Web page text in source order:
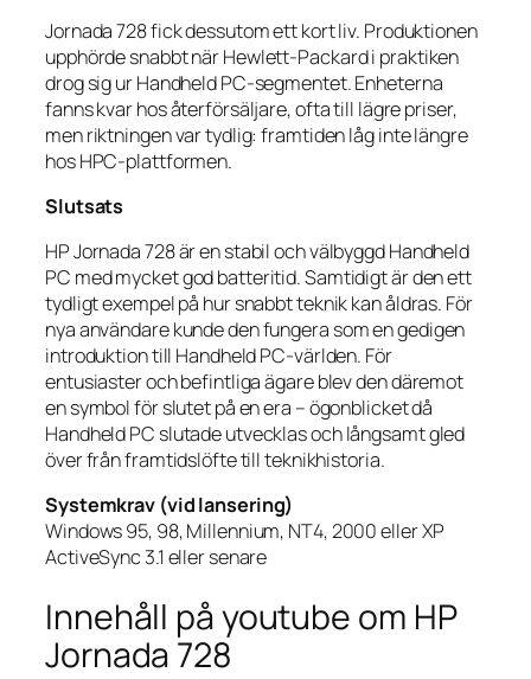
Jornada 728 fick dessutom ett kort liv. Produktionen
upphörde snabbt när Hewlett-Packard i praktiken
drog sig ur Handheld PC-segmentet. Enheterna
fanns kvar hos återförsäljare, ofta till lägre priser,
men riktningen var tydlig: framtiden låg inte längre
hos HPC-plattformen.
Slutsats
HP Jornada 728 är en stabil och välbyggd Handheld
PC med mycket god batteritid. Samtidigt är den ett
tydligt exempel på hur snabbt teknik kan åldras. För
nya användare kunde den fungera som en gedigen
introduktion till Handheld PC-världen. För
entusiaster och befintliga ägare blev den däremot
en symbol för slutet på en era – ögonblicket då
Handheld PC slutade utvecklas och långsamt gled
över från framtidslöfte till teknikhistoria.
Systemkrav (vid lansering)
Windows 95, 98, Millennium, NT4, 2000 eller XP
ActiveSync 3.1 eller senare
Innehåll på youtube om HP
Jornada 728